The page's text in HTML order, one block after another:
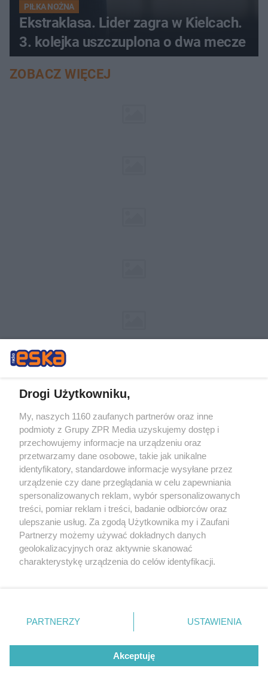
PIŁKA NOŻNA
Ekstraklasa. Lider zagra w Kielcach.
3. kolejka uszczuplona o dwa mecze
ZOBACZ WIĘCEJ
Żaden utwór zamieszczony w serwisie nie może być powielany i
rozpowszechniany lub dalej rozpowszechniany w jakikolwiek sposób (w
tym także elektroniczny lub mechaniczny) na jakimkolwiek polu
eksploatacji w jakiejkolwiek formie, włącznie z umieszczaniem w
Internecie bez pisemnej zgody właściciela praw. Jakiekolwiek użycie lub
wykorzystanie utworów w całości lub w części z naruszeniem prawa,
tzn. bez właściwej zgody, jest zabronione pod groźbą kary i może być
ścigane prawnie.
© 2026 Grupa ZPR Media
Drogi Użytkowniku,
My, naszych 1160 zaufanych partnerów oraz inne
podmioty z Grupy ZPR Media uzyskujemy dostęp i
przechowujemy informacje na urządzeniu oraz
przetwarzamy dane osobowe, takie jak unikalne
identyfikatory, standardowe informacje wysyłane przez
urządzenie czy dane przeglądania w celu zapewniania
spersonalizowanych reklam, wybór spersonalizowanych
treści, pomiar reklam i treści, badanie odbiorców oraz
ulepszanie usług. Za zgodą Użytkownika my i Zaufani
Partnerzy możemy używać dokładnych danych
geolokalizacyjnych oraz aktywnie skanować
charakterystykę urządzenia do celów identyfikacji.
zmienić/wycofać klikając przycisk ustawień prywatności
znajdujący się w lewym dolnym rogu strony
rodzaje przetwarzania danych nie wymagają zgody
użytkownika, ale masz prawo sprzeciwić się takiemu
przetwarzaniu. Preferencje będą miały zastosowanie tylko
PARTNERZY USTAWIENIA
Akceptuję